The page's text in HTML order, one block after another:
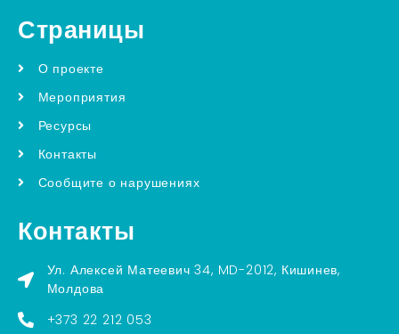
Страницы
О проекте
Мероприятия
Ресурсы
Контакты
Сообщите о нарушениях
Контакты
Ул. Алексей Матеевич 34, MD-2012, Кишинев,
Молдова
+373 22 212 053